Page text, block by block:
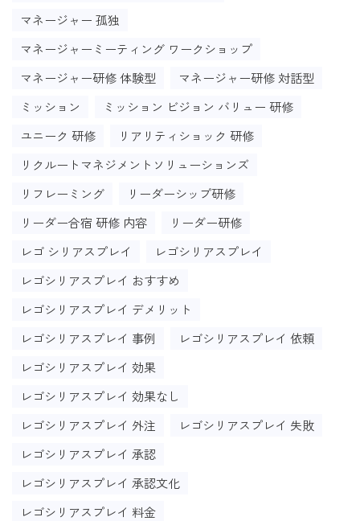
マネージャー 孤独
マネージャーミーティング ワークショップ
マネージャー研修 体験型
マネージャー研修 対話型
ミッション
ミッション ビジョン バリュー 研修
ユニーク 研修
リアリティショック 研修
リクルートマネジメントソリューションズ
リフレーミング
リーダーシップ研修
リーダー合宿 研修 内容
リーダー研修
レゴ シリアスプレイ
レゴシリアスプレイ
レゴシリアスプレイ おすすめ
レゴシリアスプレイ デメリット
レゴシリアスプレイ 事例
レゴシリアスプレイ 依頼
レゴシリアスプレイ 効果
レゴシリアスプレイ 効果なし
レゴシリアスプレイ 外注
レゴシリアスプレイ 失敗
レゴシリアスプレイ 承認
レゴシリアスプレイ 承認文化
レゴシリアスプレイ 料金